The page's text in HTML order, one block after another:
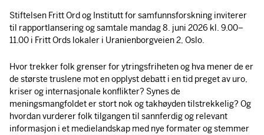
Stiftelsen Fritt Ord og Institutt for samfunnsforskning inviterer
til rapportlansering og samtale mandag 8. juni 2026 kl. 9.00–
11.00 i Fritt Ords lokaler i Uranienborgveien 2, Oslo.
Hvor trekker folk grenser for ytringsfriheten og hva mener de er
de største truslene mot en opplyst debatt i en tid preget av uro,
kriser og internasjonale konflikter? Synes de
meningsmangfoldet er stort nok og takhøyden tilstrekkelig? Og
hvordan vurderer folk tilgangen til sannferdig og relevant
informasjon i et medielandskap med nye formater og stemmer